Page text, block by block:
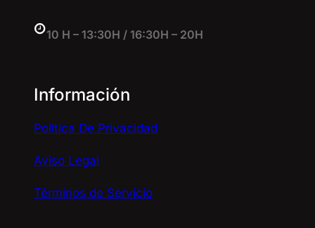
10 H – 13:30H / 16:30H – 20H
Información
Política De Privacidad
Aviso Legal
Términos de Servicio